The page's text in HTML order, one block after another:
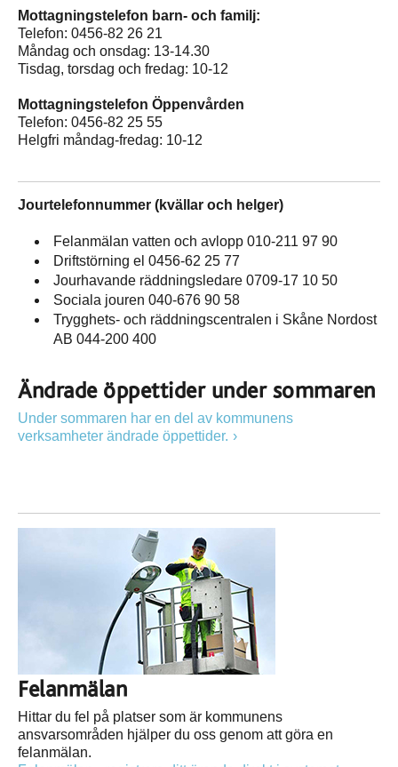
Mottagningstelefon barn- och familj:
Telefon: 0456-82 26 21
Måndag och onsdag: 13-14.30
Tisdag, torsdag och fredag: 10-12
Mottagningstelefon Öppenvården
Telefon: 0456-82 25 55
Helgfri måndag-fredag: 10-12
Jourtelefonnummer (kvällar och helger)
Felanmälan vatten och avlopp 010-211 97 90
Driftstörning el 0456-62 25 77
Jourhavande räddningsledare 0709-17 10 50
Sociala jouren 040-676 90 58
Trygghets- och räddningscentralen i Skåne Nordost
AB 044-200 400
Ändrade öppettider under sommaren
Under sommaren har en del av kommunens
verksamheter ändrade öppettider.
Felanmälan
Hittar du fel på platser som är kommunens
ansvarsområden hjälper du oss genom att göra en
felanmälan.